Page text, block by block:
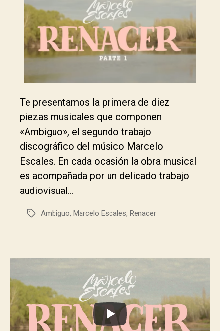
Te presentamos la primera de diez
piezas musicales que componen
«Ambiguo», el segundo trabajo
discográfico del músico Marcelo
Escales. En cada ocasión la obra musical
es acompañada por un delicado trabajo
audiovisual…
Ambiguo, Marcelo Escales, Renacer